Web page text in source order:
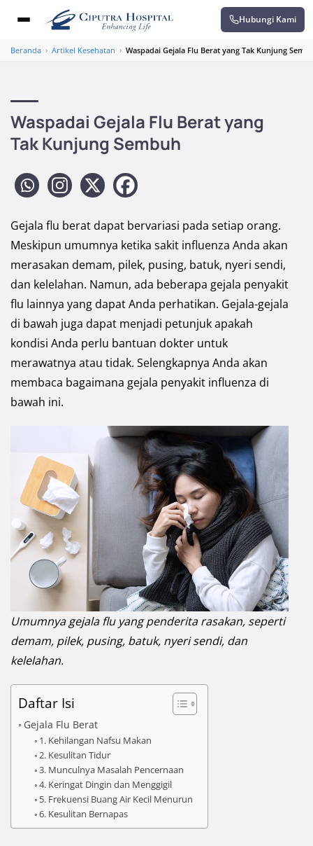
Hubungi Kami
Beranda › Artikel Kesehatan › Waspadai Gejala Flu Berat yang Tak Kunjung
Waspadai Gejala Flu Berat yang
Tak Kunjung Sembuh
Gejala flu berat dapat bervariasi pada setiap orang.
Meskipun umumnya ketika sakit influenza Anda akan
merasakan demam, pilek, pusing, batuk, nyeri sendi,
dan kelelahan. Namun, ada beberapa gejala penyakit
flu lainnya yang dapat Anda perhatikan. Gejala-gejala
di bawah juga dapat menjadi petunjuk apakah
kondisi Anda perlu bantuan dokter untuk
merawatnya atau tidak. Selengkapnya Anda akan
membaca bagaimana gejala penyakit influenza di
bawah ini.
Umumnya gejala flu yang penderita rasakan, seperti
demam, pilek, pusing, batuk, nyeri sendi, dan
kelelahan.
Daftar Isi
Gejala Flu Berat
1. Kehilangan Nafsu Makan
2. Kesulitan Tidur
3. Munculnya Masalah Pencernaan
4. Keringat Dingin dan Menggigil
5. Frekuensi Buang Air Kecil Menurun
6. Kesulitan Bernapas